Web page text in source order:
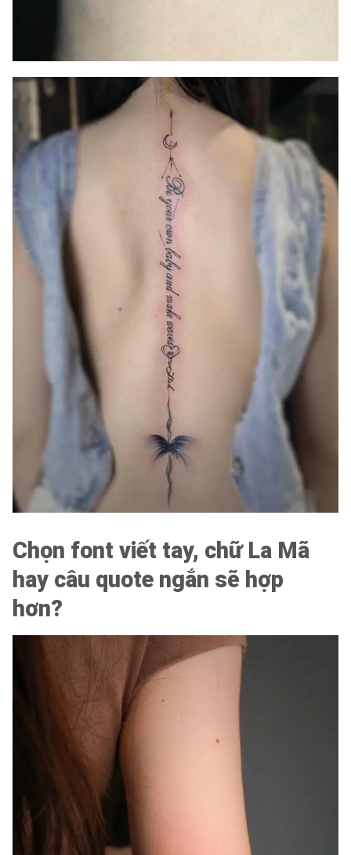
Chọn font viết tay, chữ La Mã
hay câu quote ngắn sẽ hợp
hơn?